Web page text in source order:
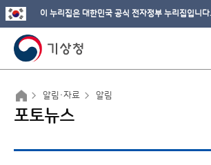
이 누리집은 대한민국 공식 전자정부 누리집입니다.
알림·자료 알림
포토뉴스